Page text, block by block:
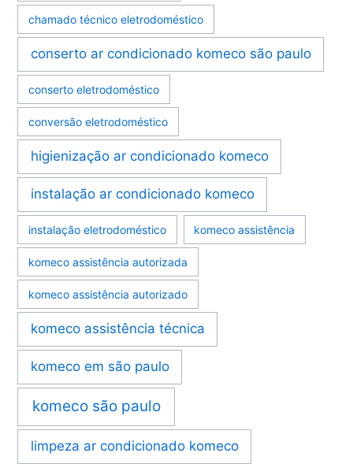
chamado técnico eletrodoméstico
conserto ar condicionado komeco são paulo
conserto eletrodoméstico
conversão eletrodoméstico
higienização ar condicionado komeco
instalação ar condicionado komeco
instalação eletrodoméstico komeco assistência
komeco assistência autorizada
komeco assistência autorizado
komeco assistência técnica
komeco em são paulo
komeco são paulo
limpeza ar condicionado komeco